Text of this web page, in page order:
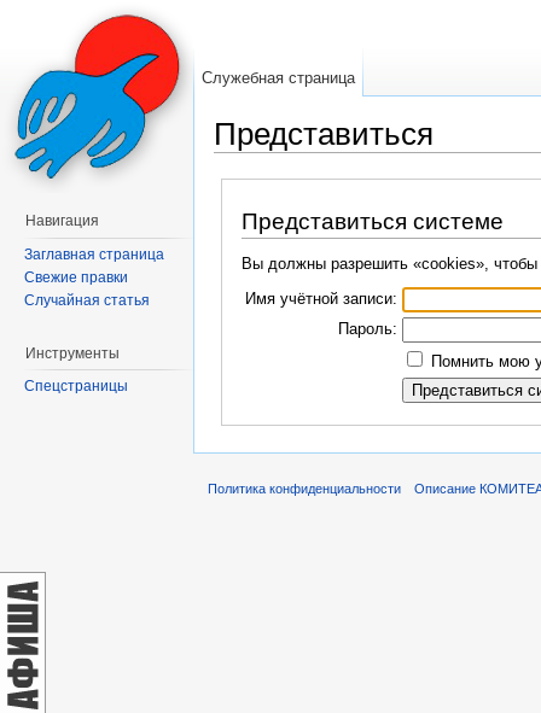
Представиться
Представиться системе
Вы должны разрешить «cookies», чтобы
Имя учётной записи:
Пароль:
Помнить мою
Служебная страница
Навигация
Заглавная страница
Свежие правки
Случайная статья
Инструменты
Спецстраницы
Политика конфиденциальности Описание